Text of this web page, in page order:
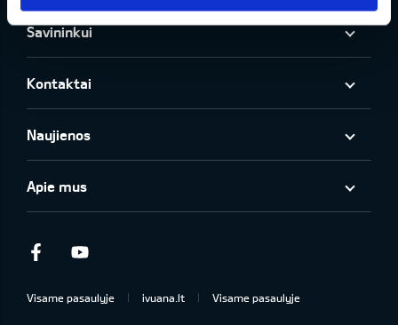
Savininkui
Kontaktai
Naujienos
Apie mus
Facebook
Visame pasaulyje ivuana.lt Visame pasaulyje